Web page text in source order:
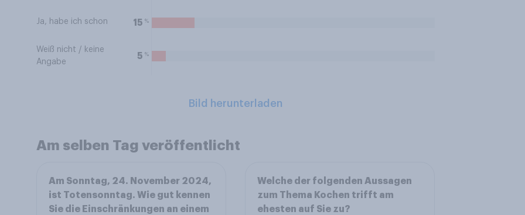
Ja, habe ich schon 15 %
Weiß nicht / keine
Angabe
5 %
Bild herunterladen
Am selben Tag veröffentlicht
Am Sonntag, 24. November 2024,
ist Totensonntag. Wie gut kennen
Sie die Einschränkungen an einem
Welche der folgenden Aussagen
zum Thema Kochen trifft am
ehesten auf Sie zu?